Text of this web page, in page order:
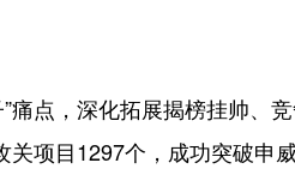
点，深化拓展揭榜挂帅、
关项目1297个，成功突破申